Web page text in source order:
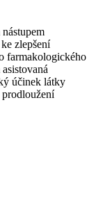
zlepšení
farmakologického
účinek látky
prodloužení